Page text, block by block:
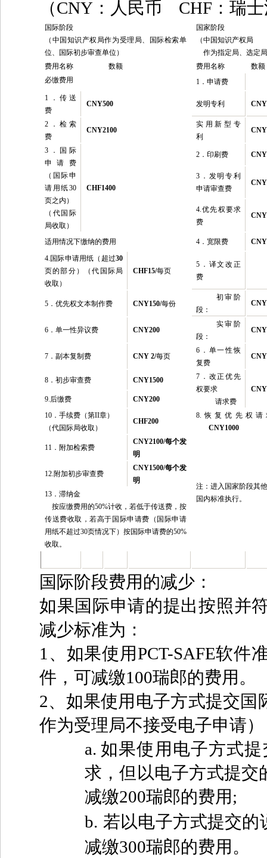
（CNY：人民币 CHF：瑞
国际阶段
（中国知识产权局作为受理局、国际检索单
位、国际初步审查单位）
国家阶段
（中国知识产权局
作为指定局、选定
费用名称
数额 费用名称
数额
必缴费用
1 ．申请费
1 ．传送
费
CNY500 发明专利
2 ．检索
费
CNY2100
实用新型专
利
3 ．国际
申请费
（国际申
请用纸30
页之内）
（代国际
局收取）
CHF1400
2 ．印刷费
3 ．发明专利
申请审查费
4.优先权要求
费
适用情况下缴纳的费用 4 ．宽限费
4. 国际申请用纸（超过30
页的部分）（代国际局
收取）
CHF15/每页
5 ．译文改正
费
5 ．优先权文本制作费 CNY150/每份
初审阶
段：
6 ．单一性异议费 CNY200
实审阶
段：
7 ．副本复制费 CNY 2/每页
6 ．单一性恢
复费
8 ．初步审查费 CNY1500 7 ．改正优先
权要求
请求费
9.后缴费
CNY200
10 ．手续费（第II章）
（代国际局收取）
CHF200
8. 恢复优先权
CNY1000
11 ．附加检索费
CNY2100/每个发
明
注：进入国家阶段其
国内标准执行。
12.附加初步审查费
CNY1500/每个发
明
13 ．滞纳金
按应缴费用的50%计收，若低于传送费，按
传送费收取，若高于国际申请费（国际申请
用纸不超过30页情况下）按国际申请费的50%
收取。
国际阶段费用的减少：
如果国际申请的提出按照并
减少标准为：
1 、如果使用PCT-SAFE软
件，可减缴100瑞郎的费用。
2、如果使用电子方式提交
作为受理局不接受电子申请）
a. 如果使用电子方式
求，但以电子方式提交
减缴200瑞郎的费用;
b. 若以电子方式提交的
减缴300瑞郎的费用。